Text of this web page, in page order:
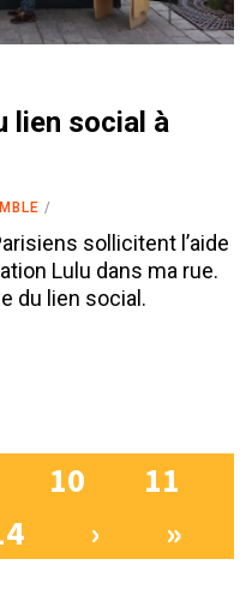
lien social à
sollicitent l’aide
Lulu dans ma rue.
du lien social.
10
11
› »